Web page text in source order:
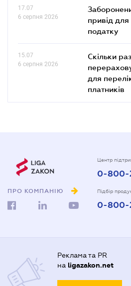
17.07
6 серпня 2026
привід
податку
15.07
6 серпня 2026
Скільки
для
платників
ПРО КОМПАНІЮ
Центр
0-800-
Підбір
0-800-
Реклама та PR
на ligazakon.net